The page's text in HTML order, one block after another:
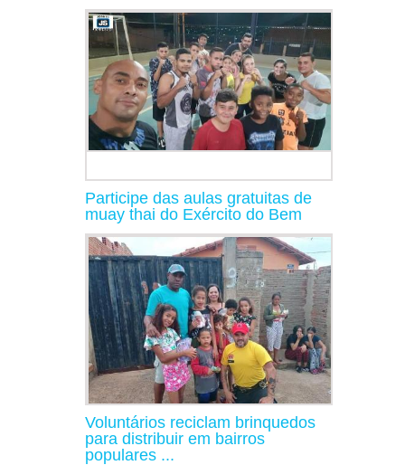
Participe das aulas gratuitas de
muay thai do Exército do Bem
Voluntários reciclam brinquedos
para distribuir em bairros
populares ...